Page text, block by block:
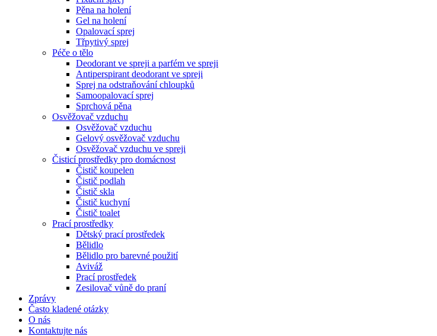
Pěna na holení
Gel na holení
Opalovací sprej
Třpytivý sprej
Péče o tělo
Deodorant ve spreji a parfém ve spreji
Antiperspirant deodorant ve spreji
Sprej na odstraňování chloupků
Samoopalovací sprej
Sprchová pěna
Osvěžovač vzduchu
Osvěžovač vzduchu
Gelový osvěžovač vzduchu
Osvěžovač vzduchu ve spreji
Čisticí prostředky pro domácnost
Čistič koupelen
Čistič podlah
Čistič skla
Čistič kuchyní
Čistič toalet
Prací prostředky
Dětský prací prostředek
Bělidlo
Bělidlo pro barevné použití
Aviváž
Prací prostředek
Zesilovač vůně do praní
Zprávy
Často kladené otázky
O nás
Kontaktujte nás